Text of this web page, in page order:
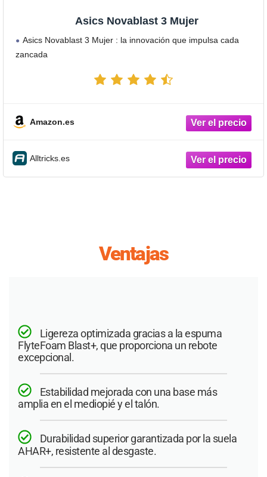
Asics Novablast 3 Mujer
Asics Novablast 3 Mujer : la innovación que impulsa cada
zancada
Amazon.es
Alltricks.es
Ventajas
Ligereza optimizada gracias a la espuma
FlyteFoam Blast+, que proporciona un rebote
excepcional.
Estabilidad mejorada con una base más
amplia en el mediopié y el talón.
Durabilidad superior garantizada por la suela
AHAR+, resistente al desgaste.